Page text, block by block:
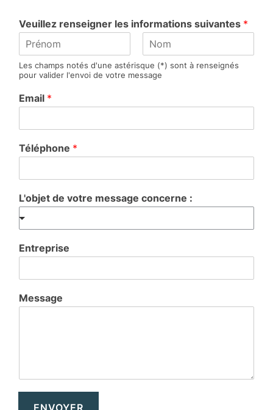
Veuillez renseigner les informations suivantes *
r
é
o
m
o
m
Les champs notés d'une astérisque (*) sont à renseignés
pour valider l'envoi de votre message
Email *
Téléphone *
L'objet de votre message concerne :
Entreprise
Message